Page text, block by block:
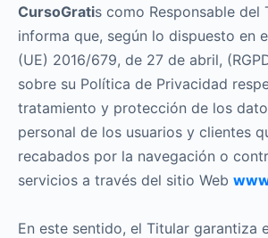
CursoGratis como Responsable del
informa que, según lo dispuesto en
(UE) 2016/679, de 27 de abril,
sobre su Política de Privacidad
tratamiento y protección de los
personal de los usuarios y clientes
recabados por la navegación o
servicios a través del sitio Web
En este sentido, el Titular garantiza